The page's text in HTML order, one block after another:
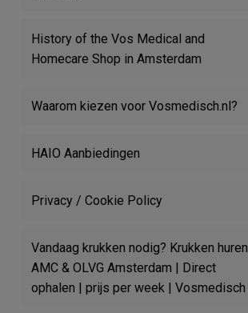
History of the Vos Medical and
Homecare Shop in Amsterdam
Waarom kiezen voor Vosmedisch.nl?
HAIO Aanbiedingen
Privacy / Cookie Policy
Vandaag krukken nodig? Krukken huren
AMC & OLVG Amsterdam | Direct
ophalen | prijs per week | Vosmedisch